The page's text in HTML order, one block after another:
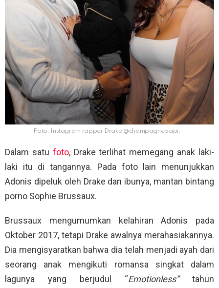
Foto: Instagram rapper Drake @champagnepapi.
Dalam satu foto, Drake terlihat memegang anak laki-
laki itu di tangannya. Pada foto lain menunjukkan
Adonis dipeluk oleh Drake dan ibunya, mantan bintang
porno Sophie Brussaux.
Brussaux mengumumkan kelahiran Adonis pada
Oktober 2017, tetapi Drake awalnya merahasiakannya.
Dia mengisyaratkan bahwa dia telah menjadi ayah dari
seorang anak mengikuti romansa singkat dalam
lagunya yang berjudul “Emotionless” tahun